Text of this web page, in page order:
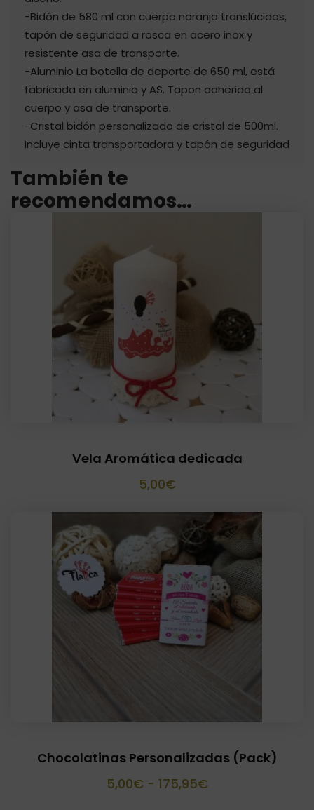
-Bidón de 580 ml con cuerpo naranja translúcidos,
tapón de seguridad a rosca en acero inox y
resistente asa de transporte.
-Aluminio La botella de deporte de 650 ml, está
fabricada en aluminio y AS. Tapon adherido al
cuerpo y asa de transporte.
-Cristal bidón personalizado de cristal de 500ml.
Incluye cinta transportadora y tapón de seguridad
También te
recomendamos…
Vela Aromática dedicada
5,00€
Chocolatinas Personalizadas (Pack)
5,00€ - 175,95€Rango